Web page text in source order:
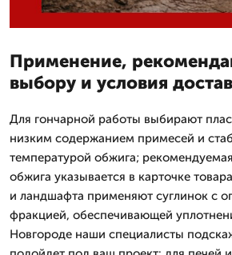
Применение,
выбору и условия
Для гончарной работы выбирают
низким содержанием примесей и
температурой обжига;
обжига указывается в карточке
и ландшафта применяют суглинок с
фракцией, обеспечивающей
Новгороде наши специалисты